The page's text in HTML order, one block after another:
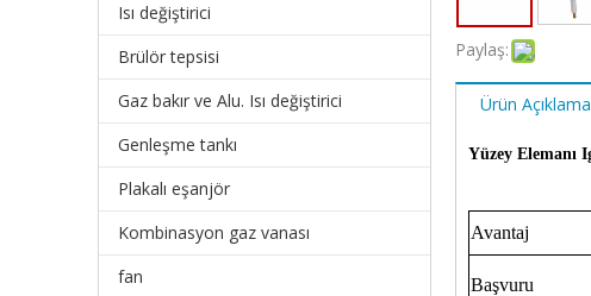
Isı değiştirici
Brülör tepsisi
Gaz bakır ve Alu. Isı değiştirici
Genleşme tankı
Plakalı eşanjör
Kombinasyon gaz vanası
fan
Paylaş:
Ürün
Yüzey Elemanı
Avantaj
Başvuru